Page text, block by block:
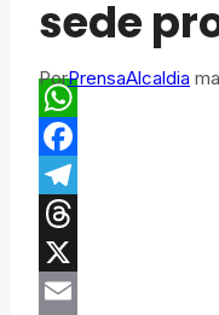
sede
PorPrensaAlcaldia
WhatsApp
Facebook
Telegram
Threads
X